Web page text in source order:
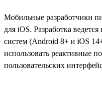
Мобильные разработчики
для iOS. Разработка
систем (Android 8+ и iOS
использовать реактивные
пользовательских